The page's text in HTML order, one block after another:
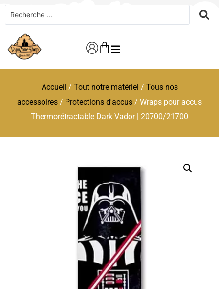
Accueil / Tout notre matériel / Tous nos
accessoires / Protections d'accus / Wraps pour accus
Thermorétractable Dark Vador | 20700/21700